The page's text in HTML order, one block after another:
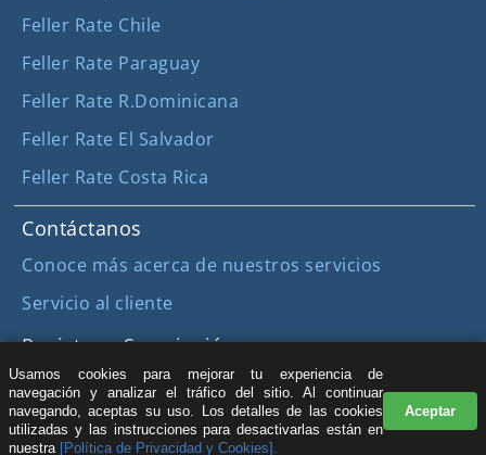
Feller Rate Chile
Feller Rate Paraguay
Feller Rate R.Dominicana
Feller Rate El Salvador
Feller Rate Costa Rica
Contáctanos
Conoce más acerca de nuestros servicios
Servicio al cliente
Registro y Suscripción
Registro para acceder a más contenido (sin costo)
Usamos cookies para mejorar tu experiencia de
navegación y analizar el tráfico del sitio. Al continuar
navegando, aceptas su uso. Los detalles de las cookies
utilizadas y las instrucciones para desactivarlas están en
nuestra [Política de Privacidad y Cookies].
Aceptar